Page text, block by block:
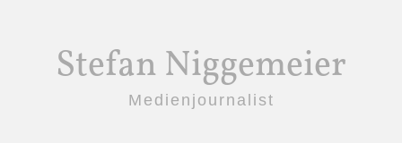
Stefan Niggemeier
Medienjournalist